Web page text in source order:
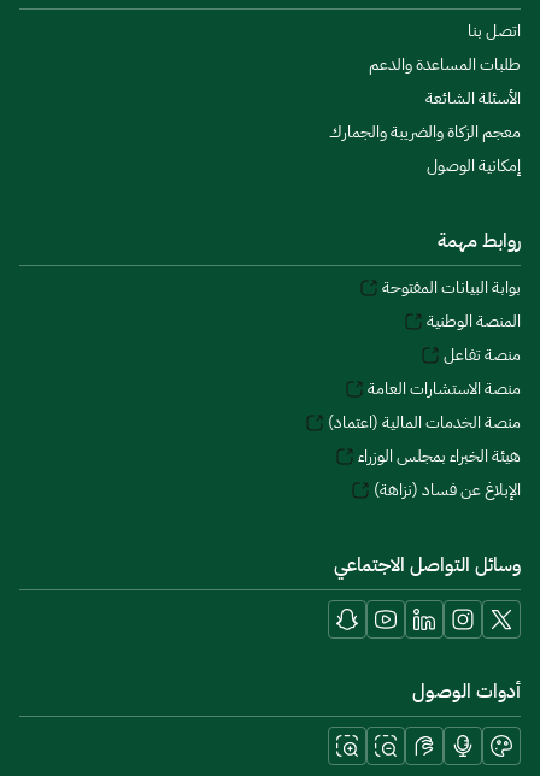
اتصل بنا
طلبات المساعدة والدعم
الأسئلة الشائعة
معجم الزكاة والضريبة والجمارك
إمكانية الوصول
روابط مهمة
بوابة البيانات المفتوحة
المنصة الوطنية
منصة تفاعل
منصة الاستشارات العامة
منصة الخدمات المالية (اعتماد)
هيئة الخبراء بمجلس الوزراء
الإبلاغ عن فساد (نزاهة)
وسائل التواصل الاجتماعي
أدوات الوصول